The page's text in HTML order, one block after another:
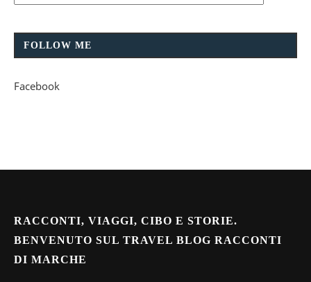
FOLLOW ME
Facebook
RACCONTI, VIAGGI, CIBO E STORIE.
BENVENUTO SUL TRAVEL BLOG RACCONTI
DI MARCHE